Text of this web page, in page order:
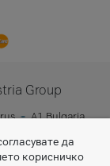
Group
A1 Bulgaria
да
корисничко